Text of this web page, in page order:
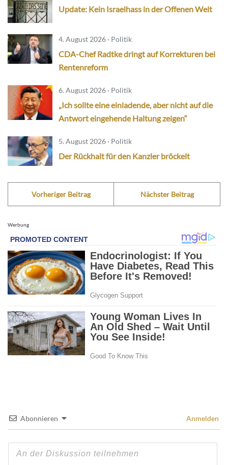
Update: Kein Israelhass in der Offenen Welt
4. August 2026 · Politik
CDA-Chef Radtke dringt auf Korrekturen bei
Rentenreform
6. August 2026 · Politik
„Ich sollte eine einladende, aber nicht auf die
Antwort eingehende Haltung zeigen“
5. August 2026 · Politik
Der Rückhalt für den Kanzler bröckelt
Vorheriger Beitrag Nächster Beitrag
Werbung
Abonnieren Anmelden